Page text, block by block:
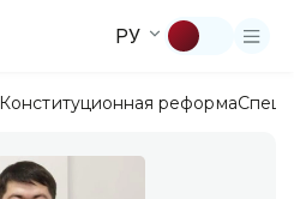
РУ
Конституционная реформа